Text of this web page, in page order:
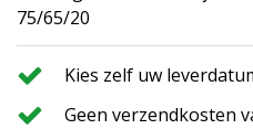
75/65/20
Kies zelf uw
Geen verzendkosten